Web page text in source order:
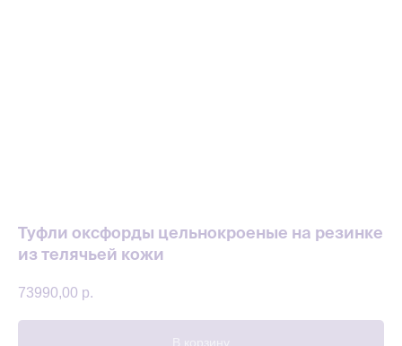
Туфли оксфорды цельнокроеные на резинке
из телячьей кожи
73990,00 р.
В корзину